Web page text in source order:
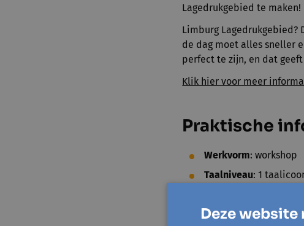
Lagedrukgebied te maken!
Limburg
de dag moet alles sneller
perfect te zijn, en dat
Klik hier voor meer
Praktische
Werkvorm: workshop
Taalniveau: 1
Begeleider:Johan
Deze